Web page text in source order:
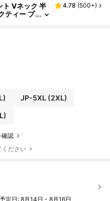
ト Vネック 半
ティー プ
4.78 (500+)
JP-5XL(2XL)
確認
ください
定日: 8月14日 - 8月16日